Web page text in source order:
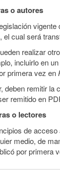
o autores
el cual será
realizar
incluirlo en
primera vez en
deben remitir
remitido en
o lectores
de
medio, de
por primera